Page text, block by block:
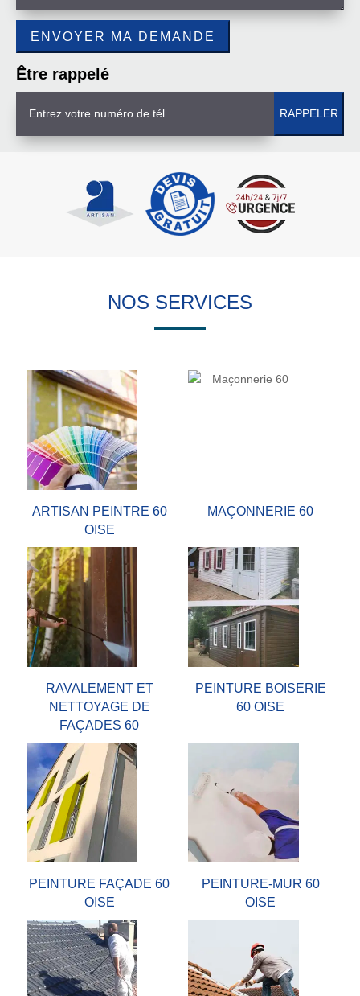
Être rappelé
NOS SERVICES
ARTISAN PEINTRE 60
OISE
MAÇONNERIE 60
RAVALEMENT ET
NETTOYAGE DE
FAÇADES 60
PEINTURE BOISERIE
60 OISE
PEINTURE FAÇADE 60
OISE
PEINTURE-MUR 60
OISE